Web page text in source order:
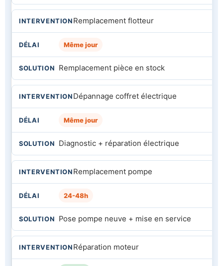
Remplacement flotteur
Même jour
Remplacement pièce en stock
Dépannage coffret électrique
Même jour
Diagnostic + réparation électrique
Remplacement pompe
24-48h
Pose pompe neuve + mise en service
Réparation moteur